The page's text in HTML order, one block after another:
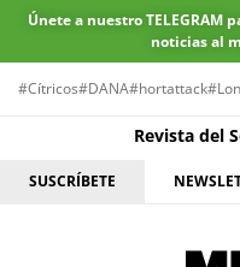
Únete a nuestro TELEGRAM
noticias al
#Cítricos#DANA#hortattack
Revista del
SUSCRÍBETE